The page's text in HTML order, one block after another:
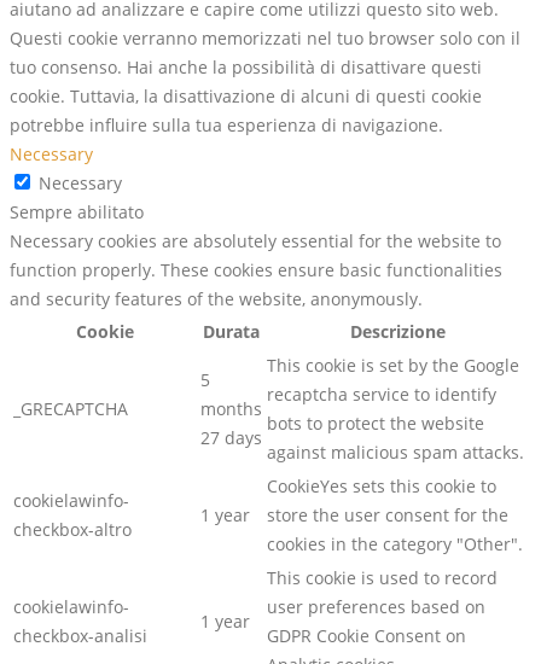
aiutano ad analizzare e capire come utilizzi questo sito web.
Questi cookie verranno memorizzati nel tuo browser solo con il
tuo consenso. Hai anche la possibilità di disattivare questi
cookie. Tuttavia, la disattivazione di alcuni di questi cookie
potrebbe influire sulla tua esperienza di navigazione.
Necessary
Necessary
Sempre abilitato
Necessary cookies are absolutely essential for the website to
function properly. These cookies ensure basic functionalities
and security features of the website, anonymously.
Cookie
Durata Descrizione
_GRECAPTCHA
5
months
27 days
This cookie is set by the Google
recaptcha service to identify
bots to protect the website
against malicious spam attacks.
cookielawinfo-
checkbox-altro
1 year
CookieYes sets this cookie to
store the user consent for the
cookies in the category "Other".
cookielawinfo-
checkbox-analisi
1 year
This cookie is used to record
user preferences based on
GDPR Cookie Consent on